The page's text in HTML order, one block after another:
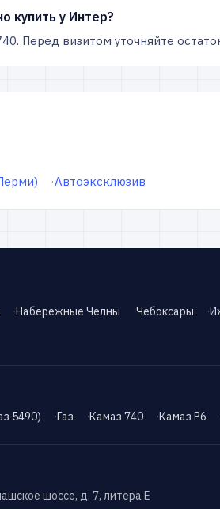
купить у Интер?
Перед визитом уточняйте
Автоэксклюзив
Набережные Челны Чебоксары
5490) Газ Камаз 740 Камаз Р6
шоссе, д. 7, литера Е